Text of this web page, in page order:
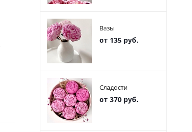
Вазы
от 135 руб.
Сладости
от 370 руб.